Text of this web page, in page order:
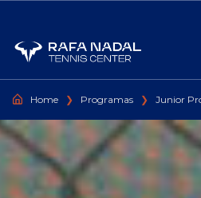
Home ❯ Programas ❯ Junior